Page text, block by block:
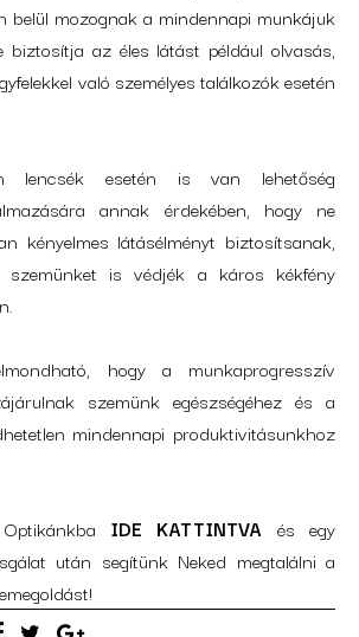
belül mozognak a mindennapi munkájuk
biztosítja az éles látást például olvasás,
való személyes találkozók esetén
lencsék esetén is van lehetőség
annak érdekében, hogy ne
kényelmes látásélményt biztosítsanak,
is védjék a káros kékfény
hogy a munkaprogresszív
szemünk egészségéhez és a
mindennapi produktivitásunkhoz
IDE KATTINTVA és egy
után segítünk Neked megtalálni a